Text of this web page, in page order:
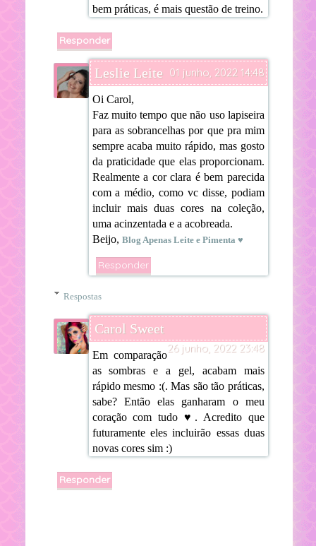
bem práticas, é mais questão de treino.
Responder
Leslie Leite 01 junho, 2022 14:48
Oi Carol,
Faz muito tempo que não uso lapiseira
para as sobrancelhas por que pra mim
sempre acaba muito rápido, mas gosto
da praticidade que elas proporcionam.
Realmente a cor clara é bem parecida
com a médio, como vc disse, podiam
incluir mais duas cores na coleção,
uma acinzentada e a acobreada.
Beijo, Blog Apenas Leite e Pimenta ♥
Responder
Respostas
Carol Sweet
26 junho, 2022 23:48
Em comparação
as sombras e a gel, acabam mais
rápido mesmo :(. Mas são tão práticas,
sabe? Então elas ganharam o meu
coração com tudo ♥. Acredito que
futuramente eles incluirão essas duas
novas cores sim :)
Responder